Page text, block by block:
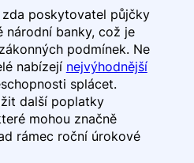
poskytovatel půjčky
národní banky, což je
podmínek. Ne
nabízejí nejvýhodnější
splácet.
další poplatky
mohou značně
rámec roční úrokové